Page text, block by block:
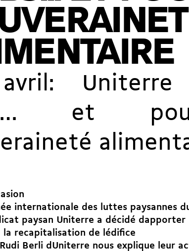
Uniterre
et
internationale des luttes paysannes
paysan Uniterre a décidé dapporter
la recapitalisation de lédifice
Berli dUniterre nous explique leur